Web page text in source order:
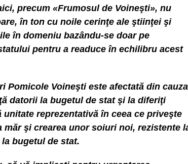
precum «Frumosul de Voineşti», nu
în ton cu noile cerinţe ale ştiinţei şi
în domeniu bazându-se doar pe
pentru a readuce în echilibru acest
Pomicole Voineşti este afectată din cauza
datorii la bugetul de stat şi la diferiţi
reprezentativă în ceea ce priveşte
şi crearea unor soiuri noi, rezistente
bugetul de stat.